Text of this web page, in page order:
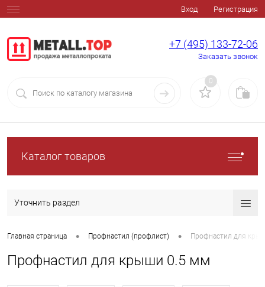
Вход Регистрация
+7 (495) 133-72-06
Заказать звонок
0
Каталог товаров
Уточнить раздел
Главная страница • Профнастил (профлист) • Профнастил для
Профнастил для крыши 0.5 мм